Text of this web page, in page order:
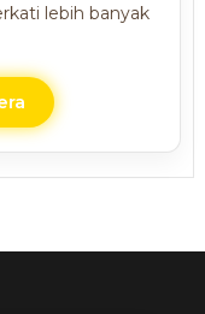
lebih banyak